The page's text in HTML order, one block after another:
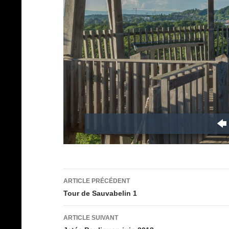
Navigation
des
articles
ARTICLE PRÉCÉDENT
Tour de Sauvabelin 1
ARTICLE SUIVANT